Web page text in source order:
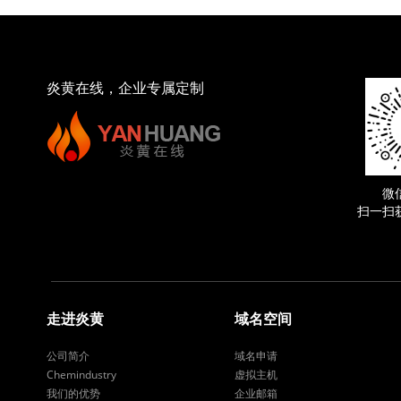
炎黄在线，企业专属定制
微
扫一扫
走进炎黄
公司简介
Chemindustry
我们的优势
域名空间
域名申请
虚拟主机
企业邮箱